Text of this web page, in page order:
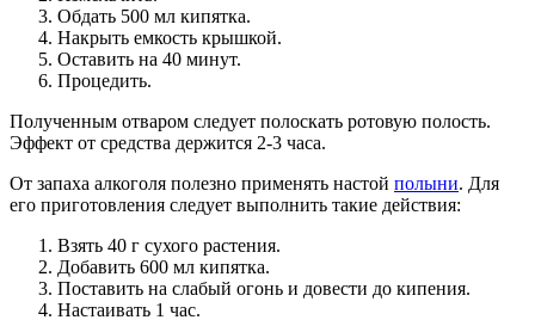
Обдать 500 мл кипятка.
Накрыть емкость крышкой.
Оставить на 40 минут.
Процедить.
Полученным отваром следует полоскать ротовую полость.
Эффект от средства держится 2-3 часа.
От запаха алкоголя полезно применять настой полыни. Для
его приготовления следует выполнить такие действия:
Взять 40 г сухого растения.
Добавить 600 мл кипятка.
Поставить на слабый огонь и довести до кипения.
Настаивать 1 час.